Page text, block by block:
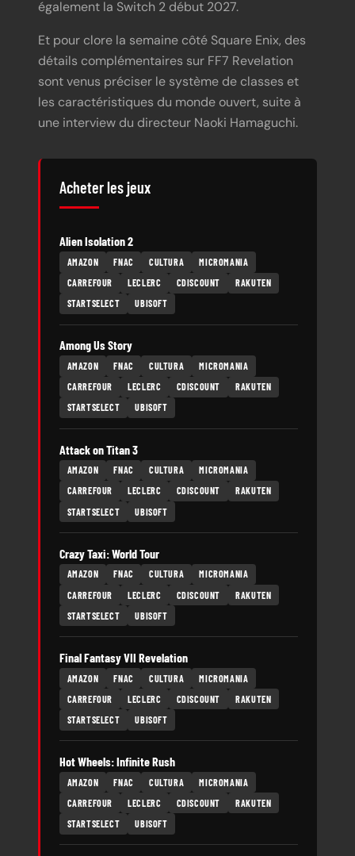
également la Switch 2 début 2027.
Et pour clore la semaine côté Square Enix, des
détails complémentaires sur FF7 Revelation
sont venus préciser le système de classes et
les caractéristiques du monde ouvert, suite à
une interview du directeur Naoki Hamaguchi.
Acheter les jeux
Alien Isolation 2
AMAZON FNAC CULTURA
MICROMANIA
CARREFOUR
LECLERC CDISCOUNT
RAKUTEN
STARTSELECT
UBISOFT
Among Us Story
AMAZON FNAC CULTURA
MICROMANIA
CARREFOUR
LECLERC CDISCOUNT
RAKUTEN
STARTSELECT
UBISOFT
Attack on Titan 3
AMAZON FNAC CULTURA
MICROMANIA
CARREFOUR
LECLERC CDISCOUNT
RAKUTEN
STARTSELECT
UBISOFT
Crazy Taxi: World Tour
AMAZON FNAC CULTURA
MICROMANIA
CARREFOUR
LECLERC CDISCOUNT
RAKUTEN
STARTSELECT
UBISOFT
Final Fantasy VII Revelation
AMAZON FNAC CULTURA
MICROMANIA
CARREFOUR
LECLERC CDISCOUNT
RAKUTEN
STARTSELECT
UBISOFT
Hot Wheels: Infinite Rush
AMAZON FNAC CULTURA
MICROMANIA
CARREFOUR
LECLERC CDISCOUNT
RAKUTEN
STARTSELECT
UBISOFT